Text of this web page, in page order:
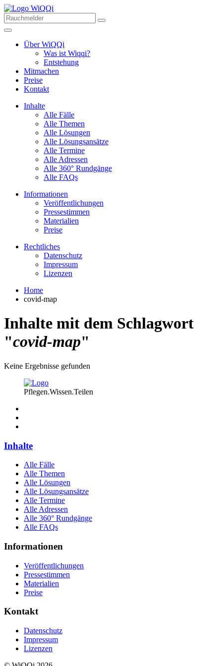
Über WiQQi
Was ist Wiqqi?
Entstehung
Mitmachen
Preise
Kontakt
Inhalte
Alle Fälle
Alle Themen
Alle Lösungen
Alle Lösungsansätze
Alle Termine
Alle Adressen
Alle 360° Rundgänge
Alle FAQs
Informationen
Veröffentlichungen
Pressestimmen
Materialien
Preise
Rechtliches
Datenschutz
Impressum
Lizenzen
Home
covid-map
Inhalte mit dem Schlagwort
"covid-map"
Keine Ergebnisse gefunden
Pflegen.Wissen.Teilen
Inhalte
Alle Fälle
Alle Themen
Alle Lösungen
Alle Lösungsansätze
Alle Termine
Alle Adressen
Alle 360° Rundgänge
Alle FAQs
Informationen
Veröffentlichungen
Pressestimmen
Materialien
Preise
Kontakt
Datenschutz
Impressum
Lizenzen